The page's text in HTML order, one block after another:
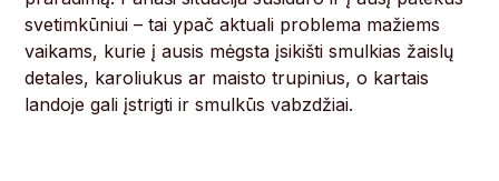
svetimkūniui – tai ypač aktuali problema mažiems
vaikams, kurie į ausis mėgsta įsikišti smulkias žaislų
detales, karoliukus ar maisto trupinius, o kartais
landoje gali įstrigti ir smulkūs vabzdžiai.